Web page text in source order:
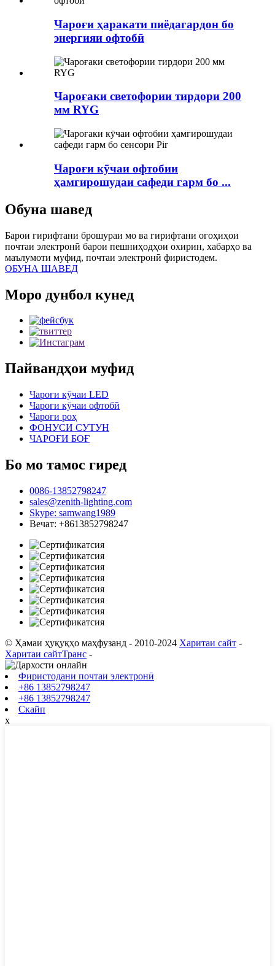
Чароғи ҳаракати пиёдагардон бо
энергияи офтобӣ
Чароғаки светофории тирдори 200
мм RYG
Чароғи кӯчаи офтобии
ҳамгирошудаи сафеди гарм бо ...
Обуна шавед
Барои гирифтани брошураи мо ва гирифтани огоҳиҳои
почтаи электронӣ барои пешниҳодҳои охирин, хабарҳо ва
маълумоти муфид, почтаи электронӣ фиристодем.
ОБУНА ШАВЕД
Моро дунбол кунед
Пайвандҳои муфид
Чароғи кӯчаи LED
Чароғи кӯчаи офтобӣ
Чароғи роҳ
ФОНУСИ СУТУН
ЧАРОҒИ БОҒ
Бо мо тамос гиред
0086-13852798247
sales@zenith-lighting.com
Skype: samwang1989
Вечат: +8613852798247
© Ҳамаи ҳуқуқҳо маҳфузанд - 2010-2024 Харитаи сайт -
Харитаи сайтТранс -
Фиристодани почтаи электронӣ
+86 13852798247
+86 13852798247
Скайп
х